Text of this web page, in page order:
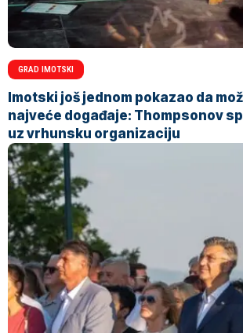
GRAD IMOTSKI
Imotski još jednom pokazao da
najveće događaje: Thompsonov
uz vrhunsku organizaciju